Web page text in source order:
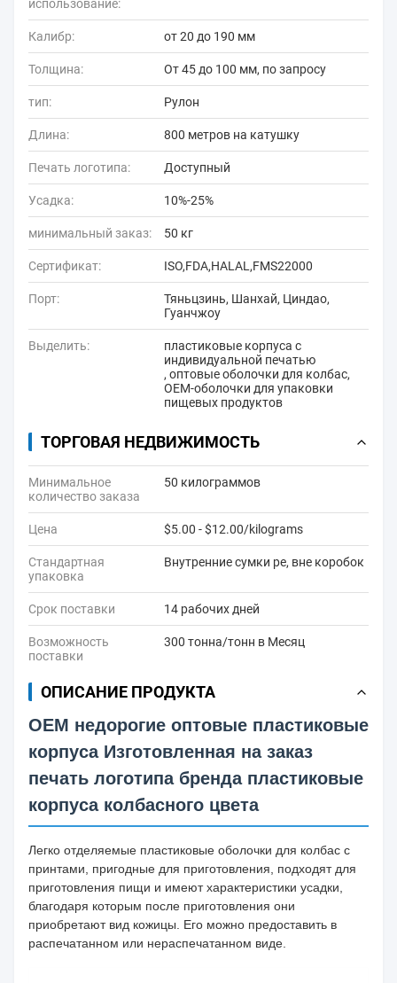
использование:
Калибр: от 20 до 190 мм
Толщина: От 45 до 100 мм, по запросу
тип: Рулон
Длина: 800 метров на катушку
Печать логотипа: Доступный
Усадка: 10%-25%
минимальный заказ: 50 кг
Сертификат: ISO,FDA,HALAL,FMS22000
Порт:
Тяньцзинь, Шанхай, Циндао,
Гуанчжоу
Выделить:
пластиковые корпуса с
индивидуальной печатью
, оптовые оболочки для колбас,
OEM-оболочки для упаковки
пищевых продуктов
ТОРГОВАЯ НЕДВИЖИМОСТЬ
Минимальное
количество заказа
50 килограммов
Цена $5.00 - $12.00/kilograms
Стандартная
упаковка
Внутренние сумки pe, вне коробок
Срок поставки 14 рабочих дней
Возможность
поставки
300 тонна/тонн в Месяц
ОПИСАНИЕ ПРОДУКТА
OEM недорогие оптовые пластиковые
корпуса Изготовленная на заказ
печать логотипа бренда пластиковые
корпуса колбасного цвета
Легко отделяемые пластиковые оболочки для колбас с
принтами, пригодные для приготовления, подходят для
приготовления пищи и имеют характеристики усадки,
благодаря которым после приготовления они
приобретают вид кожицы. Его можно предоставить в
распечатанном или нераспечатанном виде.